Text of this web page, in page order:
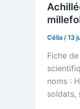
Célia /13
Fiche
noms :
soldats,